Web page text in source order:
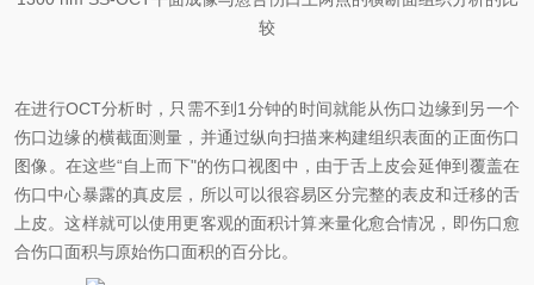
较
在进行OCT分析时，只需不到1分钟的时间就能从伤口边缘到另一个
伤口边缘的横截面测量 ，并通过纵向扫描来构建组织表面的正面伤口
图像。在这些“自上而下"的伤口视图中， 由于舌上皮会延伸到覆盖在
伤口中心暴露的真皮层，所以可以很容易区分完整的表皮和迁移的舌
上皮。这样就可以使用更客观的面积计算来量化愈合情况，即伤口愈
合伤口面积与原始伤口面积的百分比。